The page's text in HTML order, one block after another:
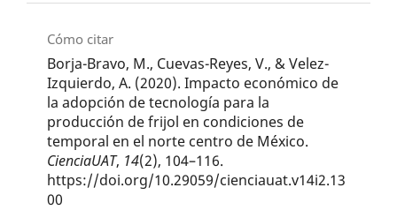
Cómo citar
Borja-Bravo, M., Cuevas-Reyes, V., & Velez-
Izquierdo, A. (2020). Impacto económico de
la adopción de tecnología para la
producción de frijol en condiciones de
temporal en el norte centro de México.
CienciaUAT, 14(2), 104–116.
https://doi.org/10.29059/cienciauat.v14i2.13
00